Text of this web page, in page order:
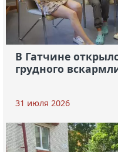
В Гатчине
грудного
31 июля 2026